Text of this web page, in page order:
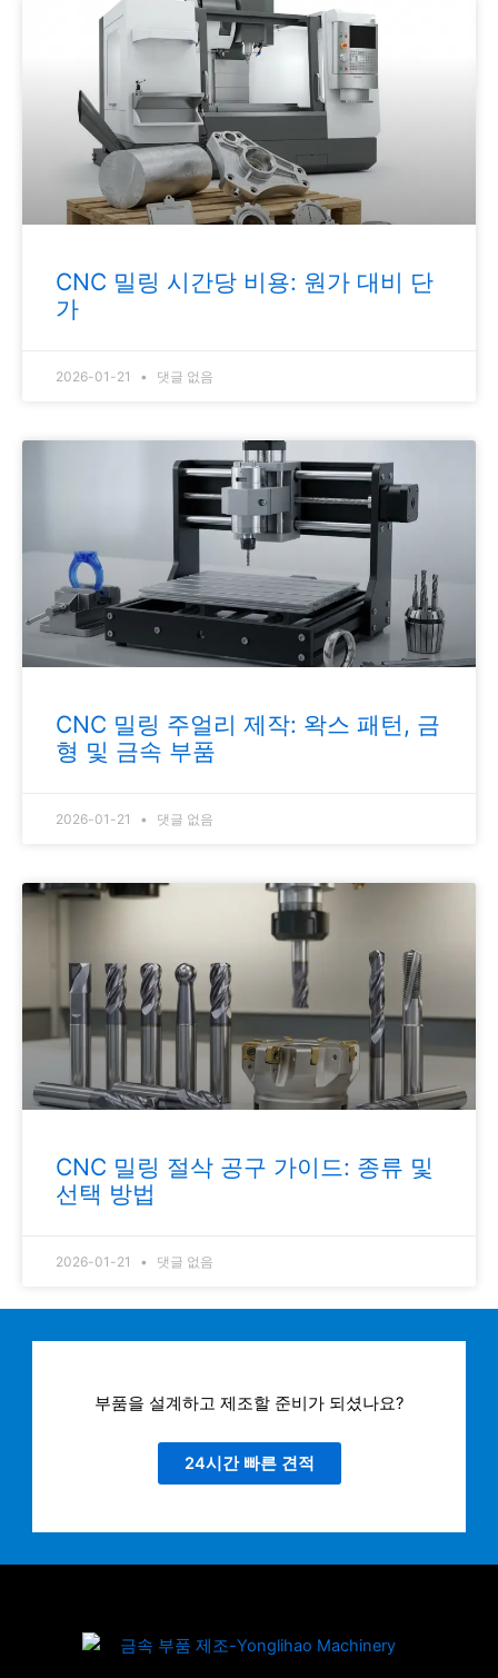
CNC 밀링 시간당 비용: 원가 대비 단
가
2026-01-21 댓글 없음
CNC 밀링 주얼리 제작: 왁스 패턴, 금
형 및 금속 부품
2026-01-21 댓글 없음
CNC 밀링 절삭 공구 가이드: 종류 및
선택 방법
2026-01-21 댓글 없음
부품을 설계하고 제조할 준비가 되셨나요?
24시간 빠른 견적